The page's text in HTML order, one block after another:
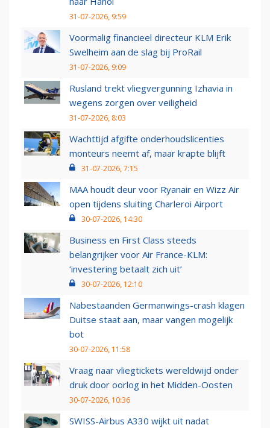
31-07-2026, 9:59
Voormalig financieel directeur KLM Erik
Swelheim aan de slag bij ProRail
31-07-2026, 9:09
Rusland trekt vliegvergunning Izhavia in
wegens zorgen over veiligheid
31-07-2026, 8:03
Wachttijd afgifte onderhoudslicenties
monteurs neemt af, maar krapte blijft
31-07-2026, 7:15
MAA houdt deur voor Ryanair en Wizz Air
open tijdens sluiting Charleroi Airport
30-07-2026, 14:30
Business en First Class steeds
belangrijker voor Air France-KLM:
‘investering betaalt zich uit’
30-07-2026, 12:10
Nabestaanden Germanwings-crash klagen
Duitse staat aan, maar vangen mogelijk
bot
30-07-2026, 11:58
Vraag naar vliegtickets wereldwijd onder
druk door oorlog in het Midden-Oosten
30-07-2026, 10:36
SWISS-Airbus A330 wijkt uit nadat